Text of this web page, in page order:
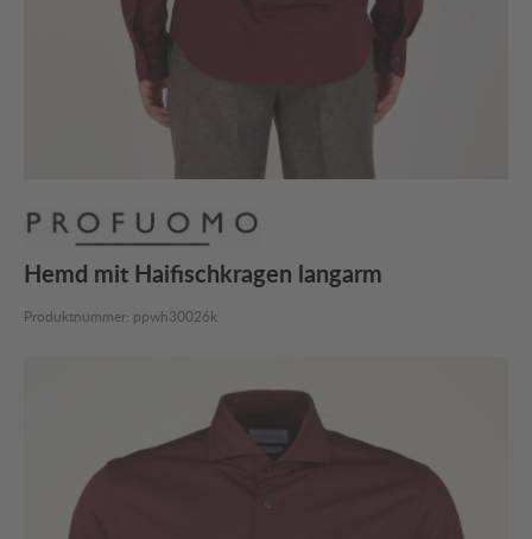
Hemd mit Haifischkragen langarm
Produktnummer: ppwh30026k